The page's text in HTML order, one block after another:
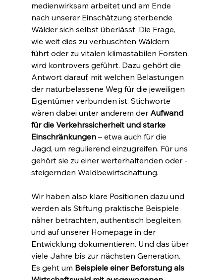
medienwirksam arbeitet und am Ende
nach unserer Einschätzung sterbende
Wälder sich selbst überlässt. Die Frage,
wie weit dies zu verbuschten Wäldern
führt oder zu vitalen klimastabilen Forsten,
wird kontrovers geführt. Dazu gehört die
Antwort darauf, mit welchen Belastungen
der naturbelassene Weg für die jeweiligen
Eigentümer verbunden ist. Stichworte
wären dabei unter anderem der Aufwand
für die Verkehrssicherheit und starke
Einschränkungen – etwa auch für die
Jagd, um regulierend einzugreifen. Für uns
gehört sie zu einer werterhaltenden oder -
steigernden Waldbewirtschaftung.
Wir haben also klare Positionen dazu und
werden als Stiftung praktische Beispiele
näher betrachten, authentisch begleiten
und auf unserer Homepage in der
Entwicklung dokumentieren. Und das über
viele Jahre bis zur nächsten Generation.
Es geht um Beispiele einer Beforstung als